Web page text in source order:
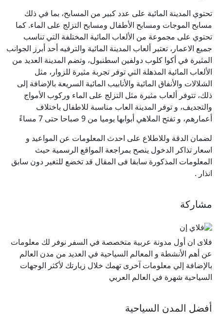
تحتوي المدينة المائية على عدد كبير من المسابح، بما في ذلك
مسابح الموجات ومسابح الأطفال ومسابح التزلج على الماء. كما
تحتوي على مجموعة من الألعاب المائية المختلفة التي تناسب
جميع الاعمار، تعتبر ألعاب المدينة المائية والترفيه أحد أبرز الجوانب
المثيرة في أكوا كلوب دولفين اسطنبول، وتضم المدينة العديد من
الألعاب المائية المذهلة التي توفر تجربة مثيرة للزوار، مثل
الشلالات والأنفاق المائية والأنابيب المائية السريعة بالإضافة إلى
ذلك، تتوفر ألعاب مثيرة مثل التزلج على الماء وركوب الأمواج
والتجديف، و توفر المدينة العاب مناسبة للاطفال باختلاف
أعمارهم، و تفتح الملاهي أبوابها يوميا من 9 صباحا حتى 7 مساءً
لضمان الدقة وللاطلاع على احدث المعلومات عن المواعيد و
اسعار تذاكر الدخول ينصح بمراجعة المواقع الرسمية حيث
المعلومات المذكورة سابقا فى المقال قد تخضع للتغير دون سابق
انذار .
مشاركة
فلاى ان أول مدونة عربية متخصصة في السفر نوفر لك معلومات
عن أهم الأنشطة و المعالم السياحية في العديد من مدن العالم
بالإضافة إلي معلومات آخرى تهمك خلال زيارتك لأكثر الوجهات
السياحية شهرة في العالم العربي
أفضل المدن السياحية